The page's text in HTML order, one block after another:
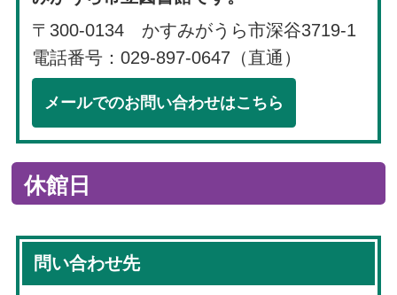
〒300-0134 かすみがうら市深谷3719-1
電話番号：029-897-0647（直通）
メールでのお問い合わせはこちら
休館日
問い合わせ先